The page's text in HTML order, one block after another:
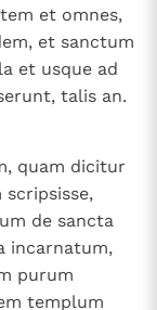
et omnes,
et sanctum
et usque ad
talis an.
quam dicitur
scripsisse,
de sancta
incarnatum,
purum
templum